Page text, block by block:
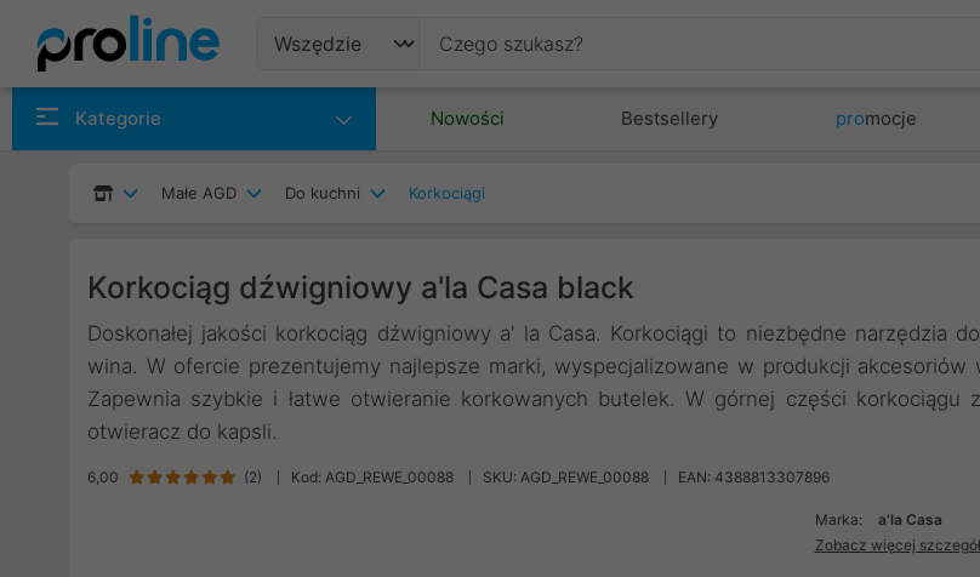
Kategorie Nowości Bestsellery promocje
Małe AGD Do kuchni Korkociągi
Korkociąg dźwigniowy a'la Casa black
Doskonałej jakości korkociąg dźwigniowy a' la Casa. Korkociągi to niezbędne narzędzia
wina. W ofercie prezentujemy najlepsze marki, wyspecjalizowane w produkcji akcesoriów
Zapewnia szybkie i łatwe otwieranie korkowanych butelek. W górnej części korkociągu
otwieracz do kapsli.
6,00 (2) Kod: AGD_REWE_00088 SKU: AGD_REWE_00088 EAN: 4388813307896
Marka:
a'la Casa
Zobacz więcej